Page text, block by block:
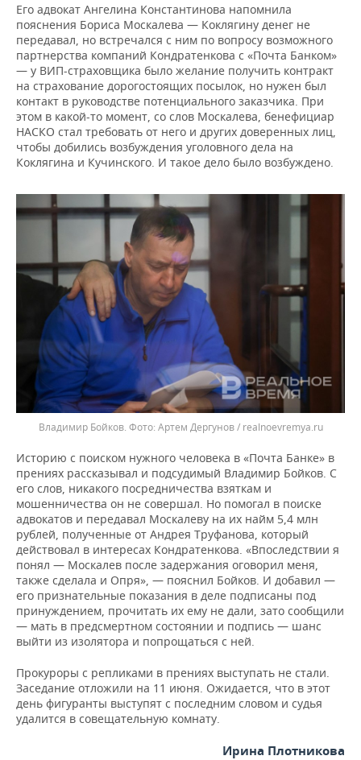
Его адвокат Ангелина Константинова напомнила
пояснения Бориса Москалева — Коклягину денег не
передавал, но встречался с ним по вопросу возможного
партнерства компаний Кондратенкова с «Почта Банком»
— у ВИП-страховщика было желание получить контракт
на страхование дорогостоящих посылок, но нужен был
контакт в руководстве потенциального заказчика. При
этом в какой-то момент, со слов Москалева, бенефициар
НАСКО стал требовать от него и других доверенных лиц,
чтобы добились возбуждения уголовного дела на
Коклягина и Кучинского. И такое дело было возбуждено.
Владимир Бойков. Артем Дергунов / realnoevremya.ru
Историю с поиском нужного человека в «Почта Банке» в
прениях рассказывал и подсудимый Владимир Бойков. С
его слов, никакого посредничества взяткам и
мошенничества он не совершал. Но помогал в поиске
адвокатов и передавал Москалеву на их найм 5,4 млн
рублей, полученные от Андрея Труфанова, который
действовал в интересах Кондратенкова. «Впоследствии я
понял — Москалев после задержания оговорил меня,
также сделала и Опря», — пояснил Бойков. И добавил —
его признательные показания в деле подписаны под
принуждением, прочитать их ему не дали, зато сообщили
— мать в предсмертном состоянии и подпись — шанс
выйти из изолятора и попрощаться с ней.
Прокуроры с репликами в прениях выступать не стали.
Заседание отложили на 11 июня. Ожидается, что в этот
день фигуранты выступят с последним словом и судья
удалится в совещательную комнату.
Ирина Плотникова